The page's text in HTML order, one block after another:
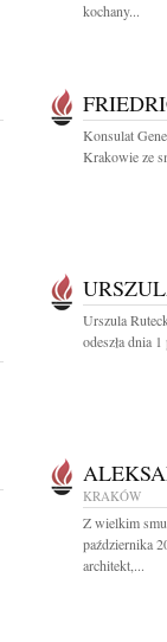
kochany...
Konsulat
Krakowie ze
Urszula
odeszła dnia
KRAKÓW
Z wielkim
października
architekt,...